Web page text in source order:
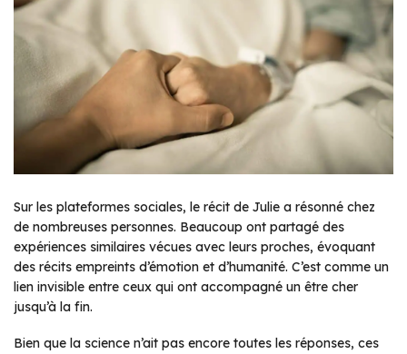
Sur les plateformes sociales, le récit de Julie a résonné chez
de nombreuses personnes. Beaucoup ont partagé des
expériences similaires vécues avec leurs proches, évoquant
des récits empreints d’émotion et d’humanité. C’est comme un
lien invisible entre ceux qui ont accompagné un être cher
jusqu’à la fin.
Bien que la science n’ait pas encore toutes les réponses, ces